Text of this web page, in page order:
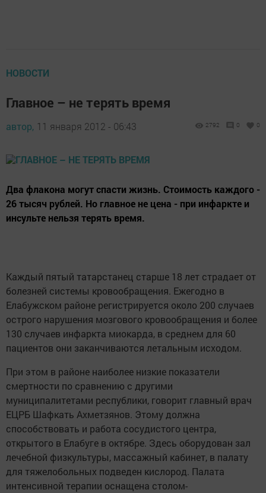
НОВОСТИ
Главное – не терять время
автор, 11 января 2012 - 06:43 2792 0 0
Два флакона могут спасти жизнь. Стоимость каждого -
26 тысяч рублей. Но главное не цена - при инфаркте и
инсульте нельзя терять время.
Каждый пятый татарстанец старше 18 лет страдает от
болезней системы кровообращения. Ежегодно в
Елабужском районе регистрируется около 200 случаев
острого нарушения мозгового кровообращения и более
130 случаев инфаркта миокарда, в среднем для 60
пациентов они заканчиваются летальным исходом.
При этом в районе наиболее низкие показатели
смертности по сравнению с другими
муниципалитетами республики, говорит главный врач
ЕЦРБ Шафкать Ахметзянов. Этому должна
способствовать и работа сосудистого центра,
открытого в Елабуге в октябре. Здесь оборудован зал
лечебной физкультуры, массажный кабинет, в палату
для тяжелобольных подведен кислород. Палата
интенсивной терапии оснащена столом-